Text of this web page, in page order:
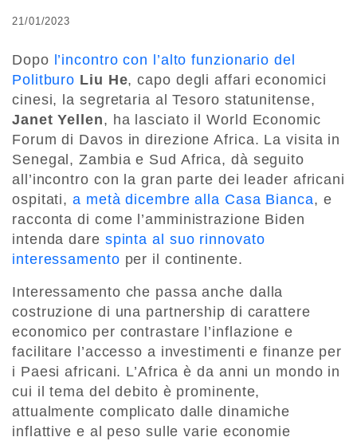
21/01/2023
Dopo l’incontro con l’alto funzionario del
Politburo Liu He, capo degli affari economici
cinesi, la segretaria al Tesoro statunitense,
Janet Yellen, ha lasciato il World Economic
Forum di Davos in direzione Africa. La visita in
Senegal, Zambia e Sud Africa, dà seguito
all’incontro con la gran parte dei leader africani
ospitati,a metà dicembre alla Casa Bianca, e
racconta di come l’amministrazione Biden
intenda dare spinta al suo rinnovato
interessamento per il continente.
Interessamento che passa anche dalla
costruzione di una partnership di carattere
economico per contrastare l’inflazione e
facilitare l’accesso a investimenti e finanze per
i Paesi africani. L’Africa è da anni un mondo in
cui il tema del debito è prominente,
attualmente complicato dalle dinamiche
inflattive e al peso sulle varie economie